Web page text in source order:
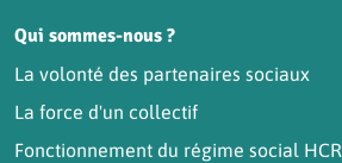
Qui sommes-nous ?
La volonté des partenaires sociaux
La force d'un collectif
Fonctionnement du régime social HCR